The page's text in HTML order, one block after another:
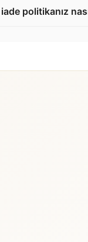
politikanız